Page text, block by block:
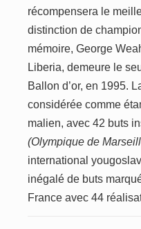
récompensera le
distinction de
mémoire, George
Liberia, demeure le
Ballon d’or, en 1995.
considérée comme
malien, avec 42 buts
(Olympique de
international
inégalé de buts
France avec 44